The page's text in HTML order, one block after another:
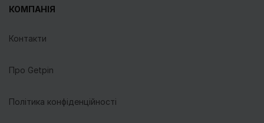
КОМПАНІЯ
Контакти
Про Getpin
Політика конфіденційності